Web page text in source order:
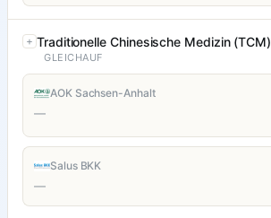
Traditionelle Chinesische Medizin (TCM)
GLEICHAUF
AOK Sachsen-Anhalt
—
Salus BKK
—